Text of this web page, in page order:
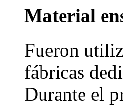
Material
Fueron
fábricas
Durante el